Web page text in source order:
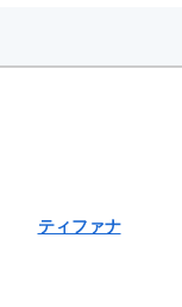
ティファナ